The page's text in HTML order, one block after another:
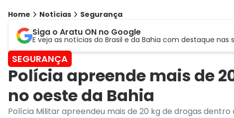
Home Notícias Segurança
Siga o Aratu ON no Google
E veja as notícias do Brasil e da Bahia com destaque nas
SEGURANÇA
Polícia apreende mais de
no oeste da Bahia
Polícia Militar apreendeu mais de 20 kg de drogas